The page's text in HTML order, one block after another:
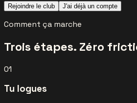
Rejoindre le club J'ai déjà un compte
Comment ça marche
Trois étapes. Zéro
01
Tu logues